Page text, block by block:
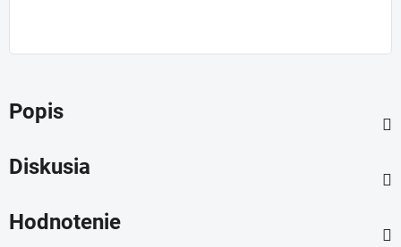
Popis
Diskusia
Hodnotenie